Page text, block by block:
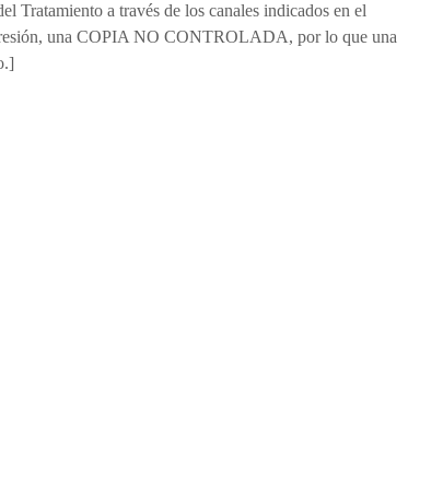
Tratamiento a través de los canales indicados en el
una COPIA NO CONTROLADA, por lo que una